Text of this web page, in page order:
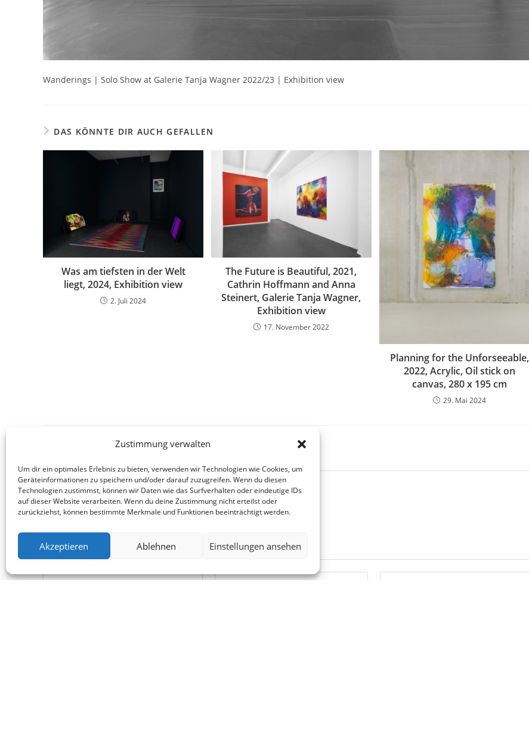
Zustimmung verwalten
Um dir ein optimales Erlebnis zu bieten, verwenden wir Technologien wie Cookies, um
Geräteinformationen zu speichern und/oder darauf zuzugreifen. Wenn du diesen
Technologien zustimmst, können wir Daten wie das Surfverhalten oder eindeutige IDs
auf dieser Website verarbeiten. Wenn du deine Zustimmung nicht erteilst oder
zurückziehst, können bestimmte Merkmale und Funktionen beeinträchtigt werden.
Akzeptieren Ablehnen Einstellungen ansehen
Wanderings | Solo Show at Galerie Tanja Wagner 2022/23 | Exhibition view
DAS KÖNNTE DIR AUCH GEFALLEN
Was am tiefsten in der Welt
liegt, 2024, Exhibition view
2. Juli 2024
The Future is Beautiful, 2021,
Cathrin Hoffmann and Anna
Steinert, Galerie Tanja Wagner,
Exhibition view
17. November 2022
Planning for the Unforseeable,
2022, Acrylic, Oil stick on
canvas, 280 x 195 cm
29. Mai 2024
Schreibe einen Kommentar